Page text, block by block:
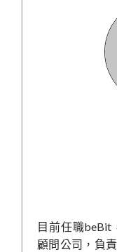
目前任職beBit
顧問公司，負